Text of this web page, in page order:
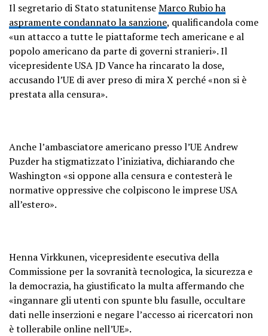
Il segretario di Stato statunitenseMarco Rubio ha
aspramente condannato la sanzione, qualificandola come
«un attacco a tutte le piattaforme tech americane e al
popolo americano da parte di governi stranieri». Il
vicepresidente USA JD Vance ha rincarato la dose,
accusando l’UE di aver preso di mira X perché «non si è
prestata alla censura».
Anche l’ambasciatore americano presso l’UE Andrew
Puzder ha stigmatizzato l’iniziativa, dichiarando che
Washington «si oppone alla censura e contesterà le
normative oppressive che colpiscono le imprese USA
all’estero».
Henna Virkkunen, vicepresidente esecutiva della
Commissione per la sovranità tecnologica, la sicurezza e
la democrazia, ha giustificato la multa affermando che
«ingannare gli utenti con spunte blu fasulle, occultare
dati nelle inserzioni e negare l’accesso ai ricercatori non
è tollerabile online nell’UE».